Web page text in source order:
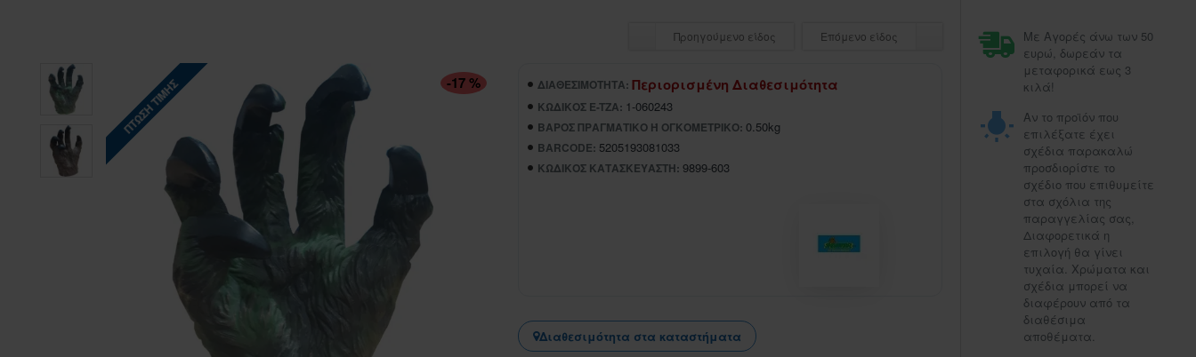
Προηγούμενο είδος Επόμενο είδος
ΠΤΏΣΗ ΤΙΜΉΣ -17 % ΔΙΑΘΕΣΙΜΌΤΗΤΑ: Περιορισμένη Διαθεσιμότητα
ΚΩΔΙΚΌΣ E-TZA: 1-060243
ΒΆΡΟΣ ΠΡΑΓΜΑΤΙΚΌ Ή ΟΓΚΟΜΕΤΡΙΚΌ: 0.50kg
BARCODE: 5205193081033
ΚΩΔΙΚΌΣ ΚΑΤΑΣΚΕΥΑΣΤΉ: 9899-603
Διαθεσιμότητα στα καταστήματα
Με Αγορές άνω των 50
ευρώ, δωρεάν τα
μεταφορικά εως 3
κιλά!
Αν το προϊόν που
επιλέξατε έχει
σχέδια παρακαλώ
προσδιορίστε το
σχέδιο που επιθυμείτε
στα σχόλια της
παραγγελίας σας,
Διαφορετικά η
επιλογή θα γίνει
τυχαία. Χρώματα και
σχέδια μπορεί να
διαφέρουν από τα
διαθέσιμα
αποθέματα.